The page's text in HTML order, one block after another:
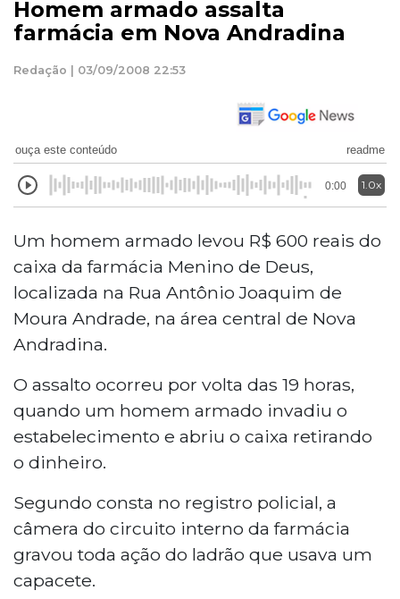
Homem armado assalta
farmácia em Nova Andradina
Redação | 03/09/2008 22:53
ouça este conteúdo readme
0:00 1.0x
Um homem armado levou R$ 600 reais do
caixa da farmácia Menino de Deus,
localizada na Rua Antônio Joaquim de
Moura Andrade, na área central de Nova
Andradina.
O assalto ocorreu por volta das 19 horas,
quando um homem armado invadiu o
estabelecimento e abriu o caixa retirando
o dinheiro.
Segundo consta no registro policial, a
câmera do circuito interno da farmácia
gravou toda ação do ladrão que usava um
capacete.